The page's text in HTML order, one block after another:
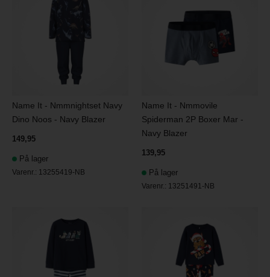
Name It - Nmmnightset Navy
Dino Noos - Navy Blazer
149,95
På lager
Varenr.: 13255419-NB
Name It - Nmmovile
Spiderman 2P Boxer Mar -
Navy Blazer
139,95
På lager
Varenr.: 13251491-NB